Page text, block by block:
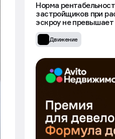
Норма
застройщиков при
эскроу не
Минстрой
Движение